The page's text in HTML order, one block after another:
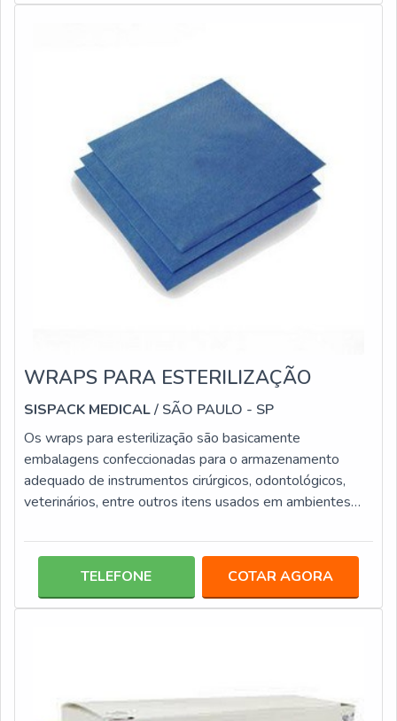
limpeza. Além disso, elas contam com outros diferencias,
WRAPS PARA ESTERILIZAÇÃO
SISPACK MEDICAL/ SÃO PAULO - SP
Os wraps para esterilização são basicamente
embalagens confeccionadas para o armazenamento
adequado de instrumentos cirúrgicos, odontológicos,
veterinários, entre outros itens usados em ambientes
é elaborada com materiais de elevada resistência, como
de danos, como rupturas, furos, rasgos, entre outros.
Além da qualidade em resistência, esta categoria de
TELEFONE COTAR AGORA